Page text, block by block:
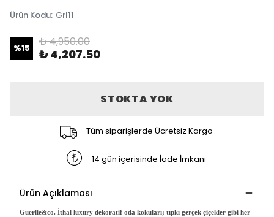
Ürün Kodu: Grl11
%15 ₺ 4,950.00
₺ 4,207.50
STOKTA YOK
Tüm siparişlerde Ücretsiz Kargo
14 gün içerisinde İade İmkanı
Ürün Açıklaması
Guerlie&co. İthal luxury dekoratif oda kokuları; tıpkı gerçek çiçekler gibi her